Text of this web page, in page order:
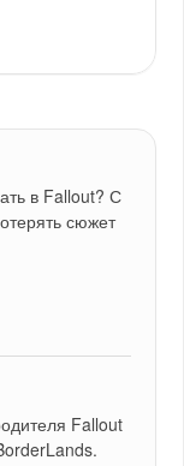
в Fallout? С
сюжет
Fallout